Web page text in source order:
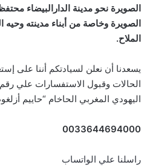
الصويرة نحو مدينة الدارالبيضاء
الصويرة وخاصة من أبناء مدينته
الملاح.
يسعدنا أن نعلن لسيادتكم أننا على
الحالات وقبول الاستفسارات علي
اليهودي المغربي الحاخام “حاييم
0033644694000
راسلنا علي الواتساب